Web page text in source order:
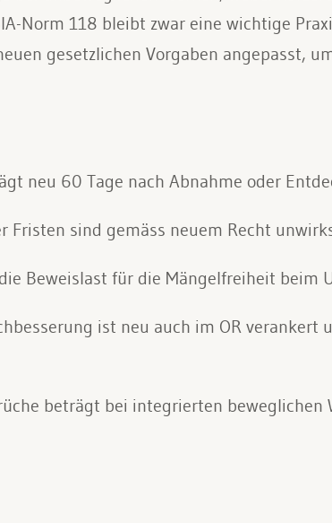
Norm 118 bleibt zwar eine wichtige
gesetzlichen Vorgaben angepasst,
neu 60 Tage nach Abnahme oder
Fristen sind gemäss neuem Recht
Beweislast für die Mängelfreiheit beim
ist neu auch im OR verankert
beträgt bei integrierten beweglichen